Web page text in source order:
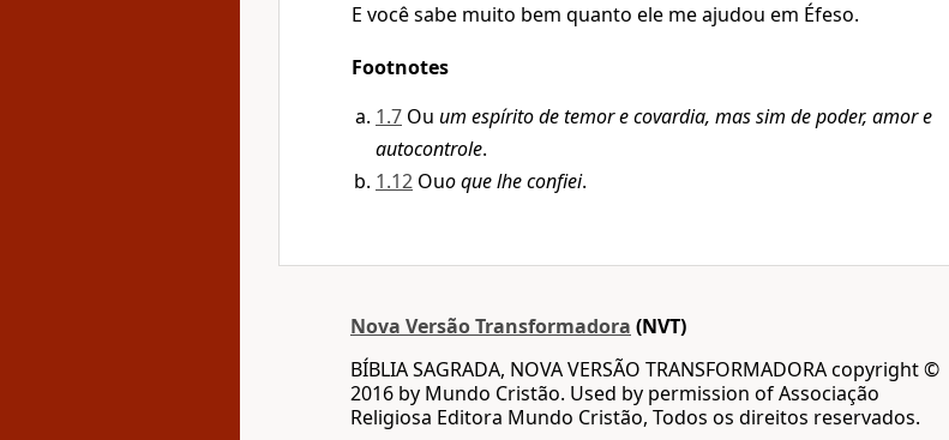
E você sabe muito bem quanto ele me ajudou em Éfeso.
Footnotes
1.7 Ou um espírito de temor e covardia, mas sim de poder, amor e
autocontrole.
1.12 Ouo que lhe confiei.
Nova Versão Transformadora (NVT)
BÍBLIA SAGRADA, NOVA VERSÃO TRANSFORMADORA copyright ©
2016 by Mundo Cristão. Used by permission of Associação
Religiosa Editora Mundo Cristão, Todos os direitos reservados.